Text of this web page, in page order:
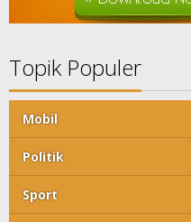
Topik Populer
Mobil
Politik
Sport